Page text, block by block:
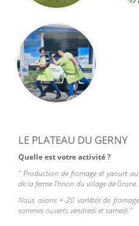
LE PLATEAU DU GERNY
Quelle est votre activité ?
" Production de fromage et yaourt
de la ferme Thrion du village de Grune.
Nous avons +-20 variétés de
sommes ouverts vendredi et samedi."